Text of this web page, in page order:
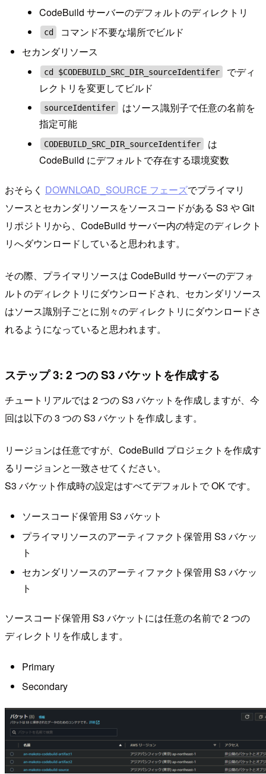
CodeBuild サーバーのデフォルトのディレクトリ
cd
コマンド不要な場所でビルド
セカンダリソース
cd $CODEBUILD_SRC_DIR_sourceIdentifer
でディ
レクトリを変更してビルド
sourceIdentifer
はソース識別子で任意の名前を
指定可能
CODEBUILD_SRC_DIR_sourceIdentifer
は
CodeBuild にデフォルトで存在する環境変数
おそらく DOWNLOAD_SOURCE フェーズでプライマリ
ソースとセカンダリソースをソースコードがある S3 や Git
リポジトリから、CodeBuild サーバー内の特定のディレクト
リへダウンロードしていると思われます。
その際、プライマリソースは CodeBuild サーバーのデフォ
ルトのディレクトリにダウンロードされ、セカンダリソース
はソース識別子ごとに別々のディレクトリにダウンロードさ
れるようになっていると思われます。
ステップ 3: 2 つの S3 バケットを作成する
チュートリアルでは 2 つの S3 バケットを作成しますが、今
回は以下の 3 つの S3 バケットを作成します。
リージョンは任意ですが、CodeBuild プロジェクトを作成す
るリージョンと一致させてください。
S3 バケット作成時の設定はすべてデフォルトで OK です。
ソースコード保管用 S3 バケット
プライマリソースのアーティファクト保管用 S3 バケッ
ト
セカンダリソースのアーティファクト保管用 S3 バケッ
ト
ソースコード保管用 S3 バケットには任意の名前で 2 つの
ディレクトリを作成します。
Primary
Secondary